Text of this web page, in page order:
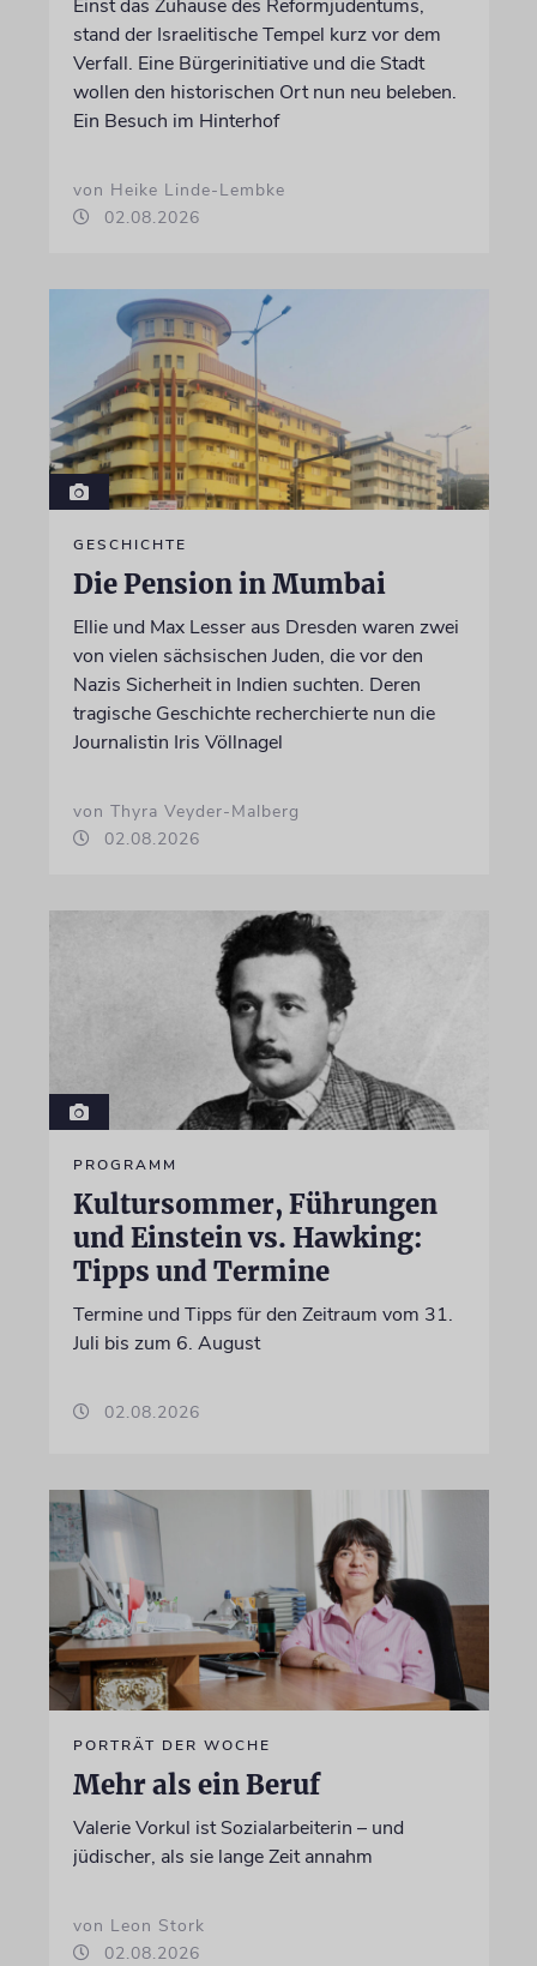
Einst das Zuhause des Reformjudentums,
stand der Israelitische Tempel kurz vor dem
Verfall. Eine Bürgerinitiative und die Stadt
wollen den historischen Ort nun neu beleben.
Ein Besuch im Hinterhof
von Heike Linde-Lembke
02.08.2026
GESCHICHTE
Die Pension in Mumbai
Ellie und Max Lesser aus Dresden waren zwei
von vielen sächsischen Juden, die vor den
Nazis Sicherheit in Indien suchten. Deren
tragische Geschichte recherchierte nun die
Journalistin Iris Völlnagel
von Thyra Veyder-Malberg
02.08.2026
PROGRAMM
Kultursommer, Führungen
und Einstein vs. Hawking:
Tipps und Termine
Termine und Tipps für den Zeitraum vom 31.
Juli bis zum 6. August
02.08.2026
PORTRÄT DER WOCHE
Mehr als ein Beruf
Valerie Vorkul ist Sozialarbeiterin – und
jüdischer, als sie lange Zeit annahm
von Leon Stork
02.08.2026